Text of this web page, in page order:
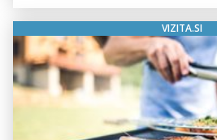
VIZITA.SI